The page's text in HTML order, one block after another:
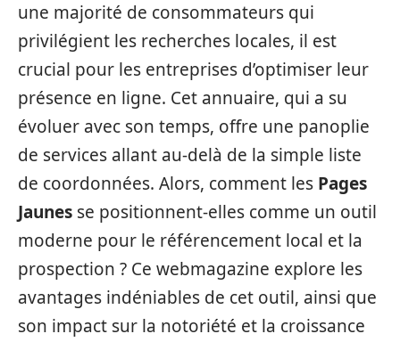
une majorité de consommateurs qui
privilégient les recherches locales, il est
crucial pour les entreprises d’optimiser leur
présence en ligne. Cet annuaire, qui a su
évoluer avec son temps, offre une panoplie
de services allant au-delà de la simple liste
de coordonnées. Alors, comment les Pages
Jaunes se positionnent-elles comme un outil
moderne pour le référencement local et la
prospection ? Ce webmagazine explore les
avantages indéniables de cet outil, ainsi que
son impact sur la notoriété et la croissance